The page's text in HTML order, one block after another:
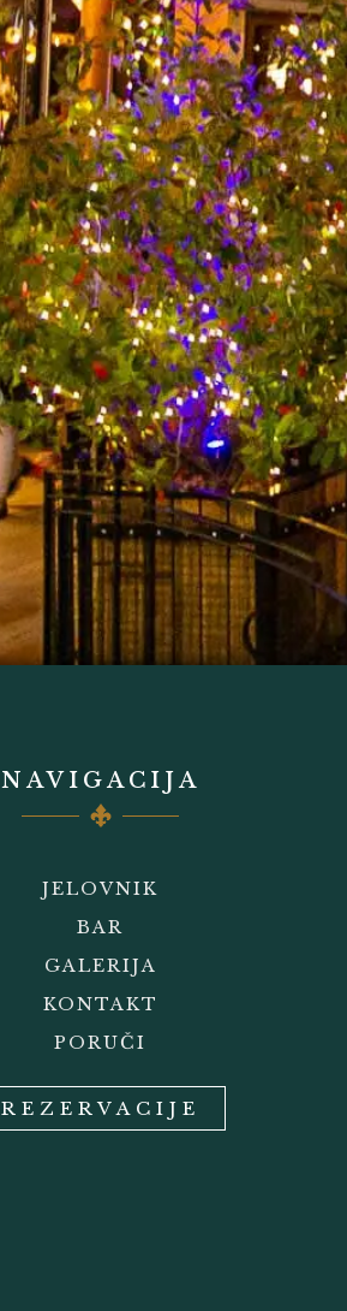
NAVIGACIJA
JELOVNIK
BAR
GALERIJA
KONTAKT
PORUČI
REZERVACIJE